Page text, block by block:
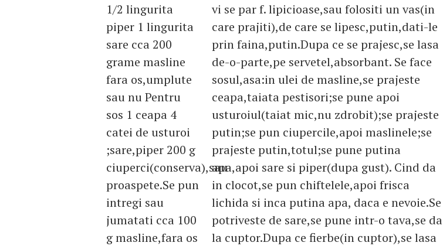
1/2 lingurita
piper 1 lingurita
sare cca 200
grame masline
fara os,umplute
sau nu Pentru
sos 1 ceapa 4
catei de usturoi
;sare,piper 200 g
ciuperci(conserva),sau
proaspete.Se pun
intregi sau
jumatati cca 100
g masline,fara os
vi se par f. lipicioase,sau folositi un vas(in
care prajiti),de care se lipesc,putin,dati-le
prin faina,putin.Dupa ce se prajesc,se lasa
de-o-parte,pe servetel,absorbant. Se face
sosul,asa:in ulei de masline,se prajeste
ceapa,taiata pestisori;se pune apoi
usturoiul(taiat mic,nu zdrobit);se prajeste
putin;se pun ciupercile,apoi maslinele;se
prajeste putin,totul;se pune putina
apa,apoi sare si piper(dupa gust). Cind da
in clocot,se pun chiftelele,apoi frisca
lichida si inca putina apa, daca e nevoie.Se
potriveste de sare,se pune intr-o tava,se da
la cuptor.Dupa ce fierbe(in cuptor),se lasa